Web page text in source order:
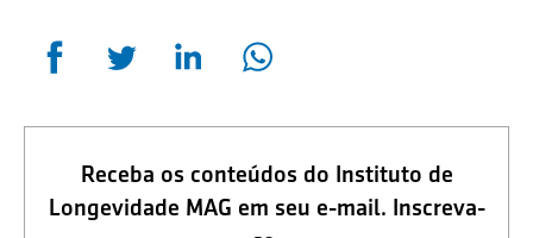
Receba os conteúdos do Instituto de
Longevidade MAG em seu e-mail. Inscreva-